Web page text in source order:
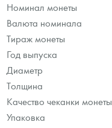
Номинал монеты
Валюта номинала
Тираж монеты
Год выпуска
Диаметр
Толщина
Качество чеканки монеты
Упаковка